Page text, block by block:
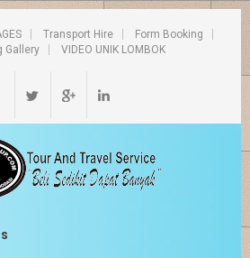
Transport Hire
Form Booking
Gallery VIDEO UNIK LOMBOK